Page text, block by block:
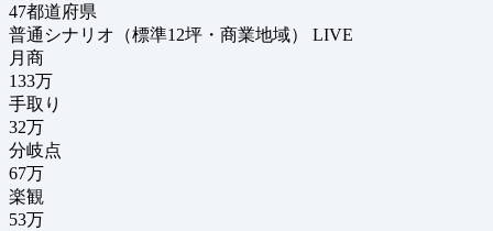
47都道府県
普通シナリオ（標準12坪・商業地域）
LIVE
月商
133万
手取り
32万
分岐点
67万
楽観
53万